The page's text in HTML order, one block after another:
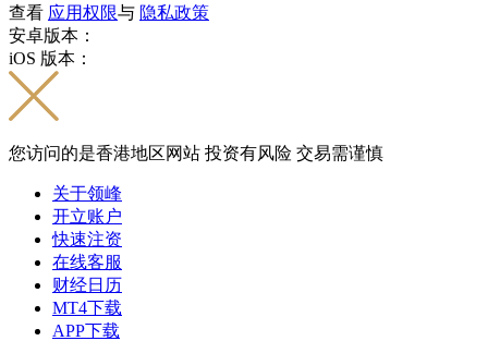
查看 应用权限与 隐私政策
安卓版本：
iOS 版本：
您访问的是香港地区网站 投资有风险 交易需谨慎
关于领峰
开立账户
快速注资
在线客服
财经日历
MT4下载
APP下载